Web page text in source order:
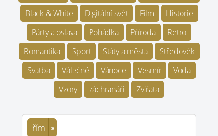
Black & White
Digitální svět Film
Historie
Párty a oslava
Pohádka Příroda
Retro
Romantika
Sport Státy a města
Středověk
Svatba
Válečné Vánoce Vesmír
Voda
Vzory
záchranáři Zvířata
řím ×